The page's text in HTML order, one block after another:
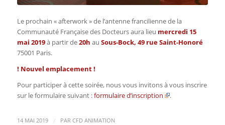
Le prochain « afterwork » de l’antenne francilienne de la
Communauté Française des Docteurs aura lieu mercredi 15
mai 2019à partir de20h au Sous-Bock, 49 rue Saint-Honoré
75001 Paris.
! Nouvel emplacement !
Pour participer à cette soirée, nous vous invitons à vous inscrire
sur le formulaire suivant :formulaire d’inscription .
14 MAI 2019 / PAR CFD ANIMATION